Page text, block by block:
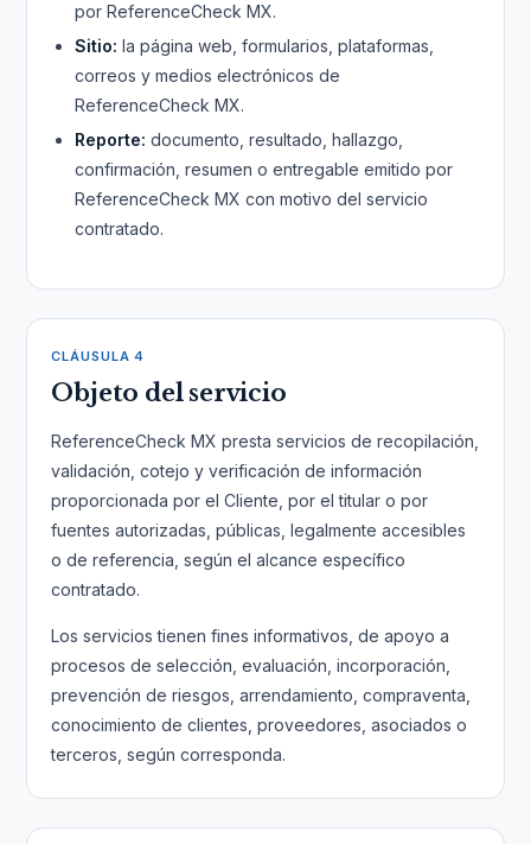
por ReferenceCheck MX.
Sitio: la página web, formularios, plataformas,
correos y medios electrónicos de
ReferenceCheck MX.
Reporte: documento, resultado, hallazgo,
confirmación, resumen o entregable emitido por
ReferenceCheck MX con motivo del servicio
contratado.
CLÁUSULA 4
Objeto del servicio
ReferenceCheck MX presta servicios de recopilación,
validación, cotejo y verificación de información
proporcionada por el Cliente, por el titular o por
fuentes autorizadas, públicas, legalmente accesibles
o de referencia, según el alcance específico
contratado.
Los servicios tienen fines informativos, de apoyo a
procesos de selección, evaluación, incorporación,
prevención de riesgos, arrendamiento, compraventa,
conocimiento de clientes, proveedores, asociados o
terceros, según corresponda.